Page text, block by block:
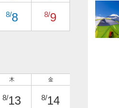
8/8 8/9
木
8/13
金
8/14